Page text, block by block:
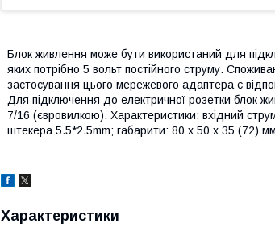
Блок живлення може бути використаний для
яких потрібно 5 вольт постійного струму.
застосування цього мережевого адаптера є
Для підключення до електричної розетки блок
7/16 (євровилкою). Характеристики: вхідний
штекера 5.5*2.5mm; габарити: 80 x 50 x 35 (72)
Характеристики